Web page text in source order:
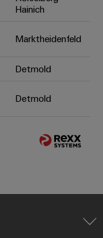
Hainich
Marktheidenfeld
Detmold
Detmold